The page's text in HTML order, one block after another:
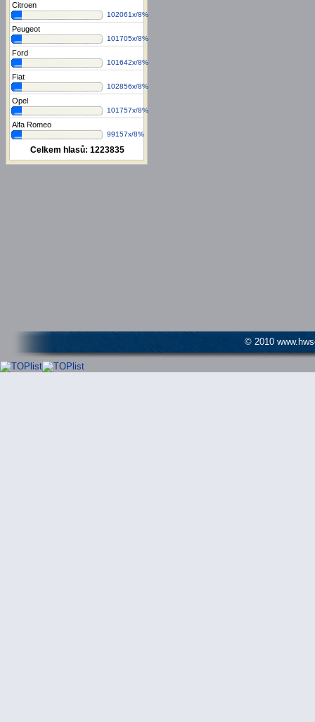
Citroen
102061x/8%
Peugeot
101705x/8%
Ford
101642x/8%
Fiat
102856x/8%
Opel
101757x/8%
Alfa Romeo
99157x/8%
Celkem hlasů: 1223835
© 2010